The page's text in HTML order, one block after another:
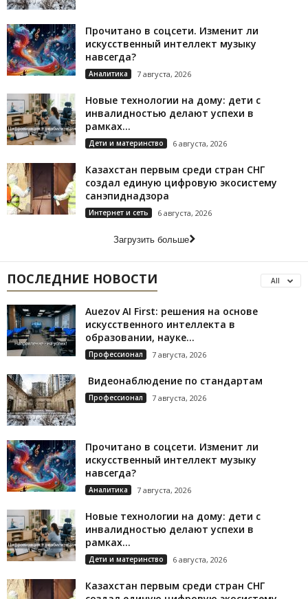
Прочитано в соцсети. Изменит ли
искусственный интеллект музыку
навсегда?
Аналитика 7 августа, 2026
Новые технологии на дому: дети с
инвалидностью делают успехи в
рамках...
Дети и материнство 6 августа, 2026
Казахстан первым среди стран СНГ
создал единую цифровую экосистему
санэпиднадзора
Интернет и сеть 6 августа, 2026
Загрузить больше
ПОСЛЕДНИЕ НОВОСТИ All
Auezov AI First: решения на основе
искусственного интеллекта в
образовании, науке...
Профессионал 7 августа, 2026
Видеонаблюдение по стандартам
Профессионал 7 августа, 2026
Прочитано в соцсети. Изменит ли
искусственный интеллект музыку
навсегда?
Аналитика 7 августа, 2026
Новые технологии на дому: дети с
инвалидностью делают успехи в
рамках...
Дети и материнство 6 августа, 2026
Казахстан первым среди стран СНГ